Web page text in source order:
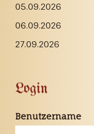
05.09.2026
06.09.2026
27.09.2026
Login
Benutzername